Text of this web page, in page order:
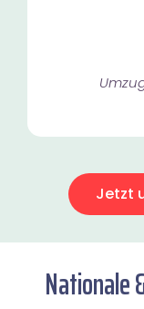
Jetzt
Nationale